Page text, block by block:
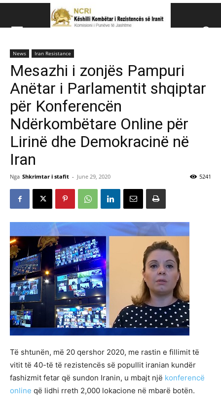
Këshillit Kombëtar të Rezistencës së Iranit (NCRI)
News Iran Resistance
Mesazhi i zonjës Pampuri
Anëtar i Parlamentit shqiptar
për Konferencën
Ndërkombëtare Online për
Lirinë dhe Demokracinë në
Iran
Nga Shkrimtar i stafit - June 29, 2020 5241
Të shtunën, më 20 qershor 2020, me rastin e fillimit të
vitit të 40-të të rezistencës së popullit iranian kundër
fashizmit fetar që sundon Iranin, u mbajt një konferencë
online që lidhi rreth 2,000 lokacione në mbarë botën.